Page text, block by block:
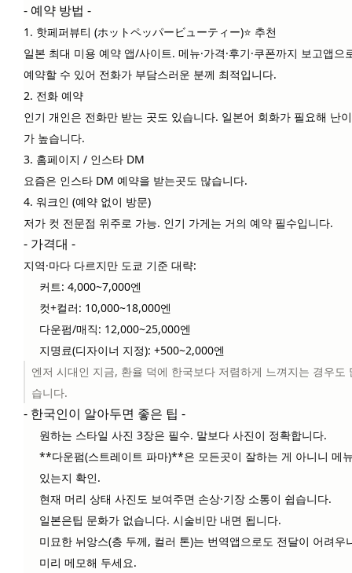
- 예약 방법 -
1. 핫페퍼뷰티 (ホットペッパービューティー)⭐ 추천
일본 최대 미용 예약 앱/사이트. 메뉴·가격·후기·쿠폰까지 보고앱으
예약할 수 있어 전화가 부담스러운 분께 최적입니다.
2. 전화 예약
인기 개인은 전화만 받는 곳도 있습니다. 일본어 회화가 필요해 난
가 높습니다.
3. 홈페이지 / 인스타 DM
요즘은 인스타 DM 예약을 받는곳도 많습니다.
4. 워크인 (예약 없이 방문)
저가 컷 전문점 위주로 가능. 인기 가게는 거의 예약 필수입니다.
- 가격대 -
지역·마다 다르지만 도쿄 기준 대략:
커트: 4,000~7,000엔
컷+컬러: 10,000~18,000엔
다운펌/매직: 12,000~25,000엔
지명료(디자이너 지정): +500~2,000엔
엔저 시대인 지금, 환율 덕에 한국보다 저렴하게 느껴지는 경우도
습니다.
- 한국인이 알아두면 좋은 팁 -
원하는 스타일 사진 3장은 필수. 말보다 사진이 정확합니다.
**다운펌(스트레이트 파마)**은 모든곳이 잘하는 게 아니니 메
있는지 확인.
현재 머리 상태 사진 도 보여주면 손상·기장 소통이 쉽습니다.
일본은팁 문화가 없습니다. 시술비만 내면 됩니다.
미묘한 뉘앙스(층 두께, 컬러 톤)는 번역앱으로도 전달이 어려우
미리 메모해 두세요.